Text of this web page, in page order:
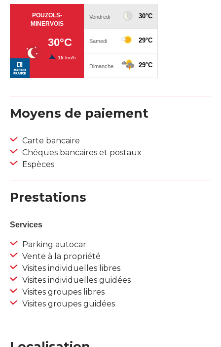
Moyens de paiement
Carte bancaire
Chèques bancaires et postaux
Espèces
Prestations
Services
Parking autocar
Vente à la propriété
Visites individuelles libres
Visites individuelles guidées
Visites groupes libres
Visites groupes guidées